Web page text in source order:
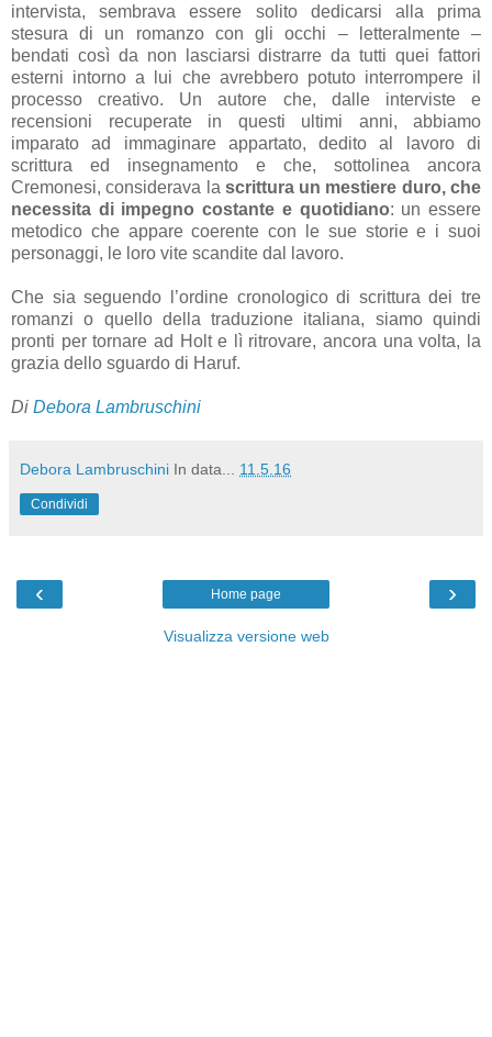
intervista, sembrava essere solito dedicarsi alla prima
stesura di un romanzo con gli occhi – letteralmente –
bendati così da non lasciarsi distrarre da tutti quei fattori
esterni intorno a lui che avrebbero potuto interrompere il
processo creativo. Un autore che, dalle interviste e
recensioni recuperate in questi ultimi anni, abbiamo
imparato ad immaginare appartato, dedito al lavoro di
scrittura ed insegnamento e che, sottolinea ancora
Cremonesi, considerava la scrittura un mestiere duro, che
necessita di impegno costante e quotidiano: un essere
metodico che appare coerente con le sue storie e i suoi
personaggi, le loro vite scandite dal lavoro.
Che sia seguendo l’ordine cronologico di scrittura dei tre
romanzi o quello della traduzione italiana, siamo quindi
pronti per tornare ad Holt e lì ritrovare, ancora una volta, la
grazia dello sguardo di Haruf.
Di Debora Lambruschini
Debora Lambruschini In data... 11.5.16
Condividi
‹ ›
Home page
Visualizza versione web